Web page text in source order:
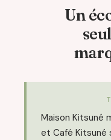
Un
Maison Kitsuné
et Café Kitsuné